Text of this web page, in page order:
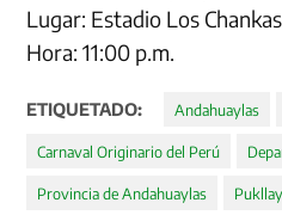
Lugar: Estadio Los Chankas
Hora: 11:00 p.m.
ETIQUETADO: Andahuaylas
Carnaval Originario del Perú
Provincia de Andahuaylas Pukllay